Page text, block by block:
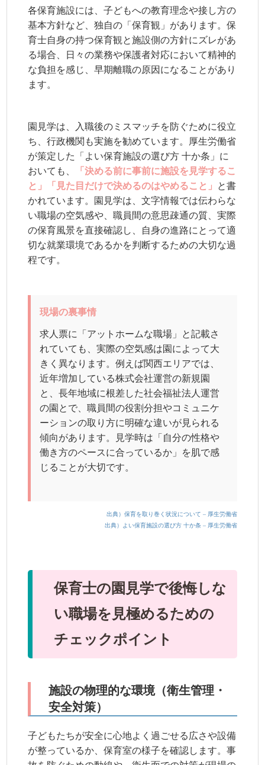
各保育施設には、子どもへの教育理念や接し方の
基本方針など、独自の「保育観」があります。保
育士自身の持つ保育観と施設側の方針にズレがあ
る場合、日々の業務や保護者対応において精神的
な負担を感じ、早期離職の原因になることがあり
ます。
園見学は、入職後のミスマッチを防ぐために役立
ち、行政機関も実施を勧めています。厚生労働省
が策定した「よい保育施設の選び方 十か条」に
おいても、
「決める前に事前に施設を見学するこ
と」「見た目だけで決めるのはやめること」
と書
かれています。園見学は、文字情報では伝わらな
い職場の空気感や、職員間の意思疎通の質、実際
の保育風景を直接確認し、自身の進路にとって適
切な就業環境であるかを判断するための大切な過
程です。
現場の裏事情
求人票に「アットホームな職場」と記載さ
れていても、実際の空気感は園によって大
きく異なります。例えば関西エリアでは、
近年増加している株式会社運営の新規園
と、長年地域に根差した社会福祉法人運営
の園とで、職員間の役割分担やコミュニケ
ーションの取り方に明確な違いが見られる
傾向があります。見学時は「自分の性格や
働き方のペースに合っているか」を肌で感
じることが大切です。
出典）保育を取り巻く状況について – 厚生労働省
出典）よい保育施設の選び方 十か条 – 厚生労働省
保育士の園見学で後悔しな
い職場を見極めるための
チェックポイント
施設の物理的な環境（衛生管理・
安全対策）
子どもたちが安全に心地よく過ごせる広さや設備
が整っているか、保育室の様子を確認します。事